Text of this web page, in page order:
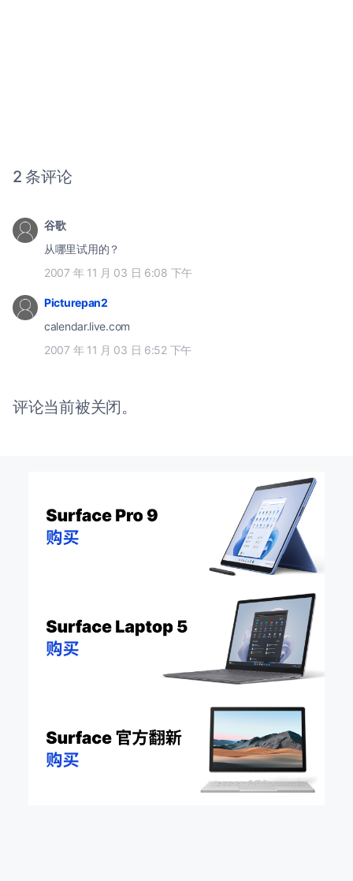
2 条评论
谷歌
从哪里试用的？
2007 年 11 月 03 日 6:08 下午
Picturepan2
calendar.live.com
2007 年 11 月 03 日 6:52 下午
评论当前被关闭。